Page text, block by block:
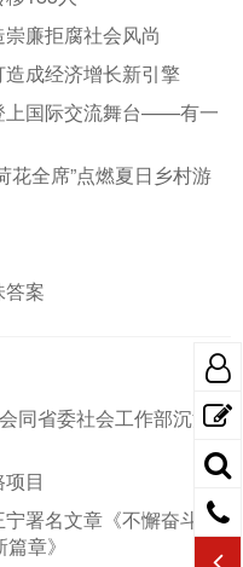
廉拒腐社会风尚
成经济增长新引擎
上国际交流舞台——有一
花全席”点燃夏日乡村游
案
同省委社会工作部沉浸式
目
宁署名文章《不懈奋斗 永
章》